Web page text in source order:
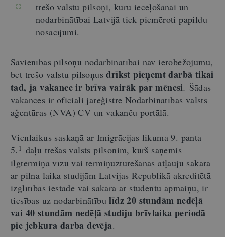
trešo valstu pilsoņi, kuru ieceļošanai un
nodarbinātībai Latvijā tiek piemēroti papildu
nosacījumi.
Savienības pilsoņu nodarbinātībai nav ierobežojumu,
bet trešo valstu pilsoņusdrīkst pieņemt darbā tikai
tad, ja vakance ir brīva vairāk par mēnesi. Šādas
vakances ir oficiāli jāreģistrē Nodarbinātības valsts
aģentūras (NVA) CV un vakanču portālā.
Vienlaikus saskaņā ar Imigrācijas likuma 9. panta
5. 1 daļu trešās valsts pilsonim, kurš saņēmis
ilgtermiņa vīzu vai termiņuzturēšanās atļauju sakarā
ar pilna laika studijām Latvijas Republikā akreditētā
izglītības iestādē vai sakarā ar studentu apmaiņu, ir
tiesības uz nodarbinātībulīdz 20 stundām nedēļā
vai 40 stundām nedēļā studiju brīvlaika periodā
pie jebkura darba devēja.